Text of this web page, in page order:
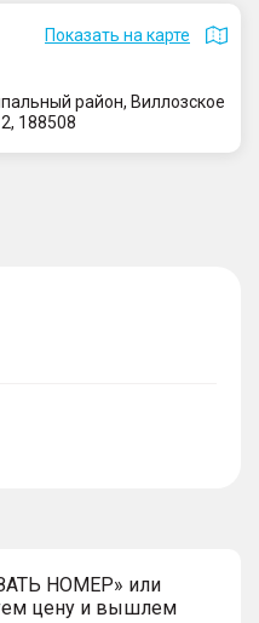
Показать на карте
район, Виллозское
188508
НОМЕР» или
цену и вышлем